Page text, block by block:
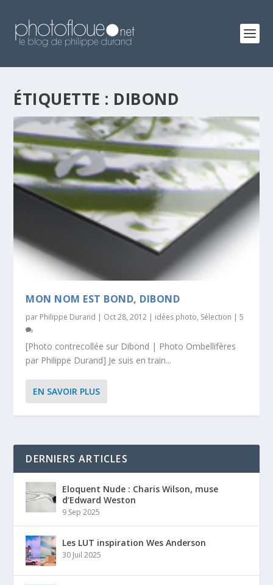
ÉTIQUETTE : DIBOND
MON NOM EST BOND, DIBOND
par Philippe Durand | Oct 28, 2012 | idées photo, Sélection |5
[Photo contrecollée sur Dibond | Photo Ombellifères
par Philippe Durand] Je suis en train...
EN SAVOIR PLUS
DERNIERS ARTICLES
Eloquent Nude : Charis Wilson, muse
d’Edward Weston
9 Sep 2025
Les LUT inspiration Wes Anderson
30 Juil 2025